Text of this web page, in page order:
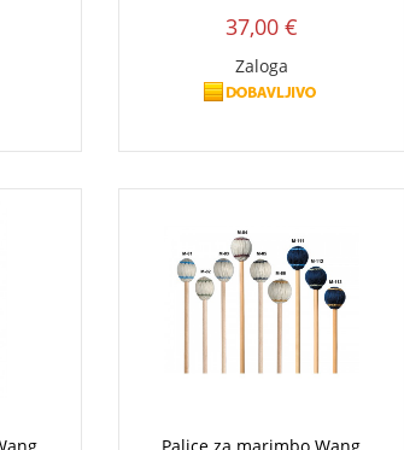
37,00 €
Zaloga
Palice za marimbo Wang